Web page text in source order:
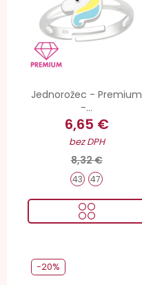
Jednorožec - Premium
-...
6,65 €
bez DPH
8,32 €
43 47
-20%